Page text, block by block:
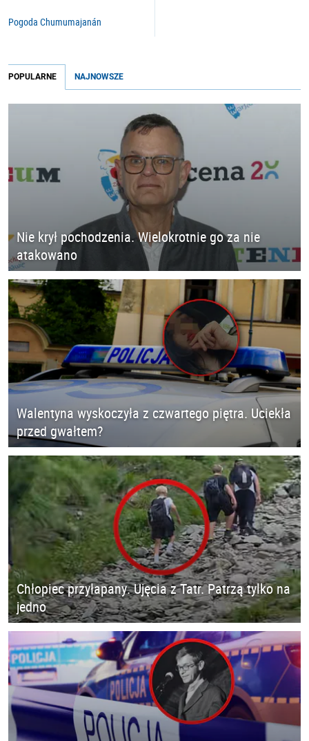
Pogoda Chumumajanán
POPULARNE NAJNOWSZE
Nie krył pochodzenia. Wielokrotnie go za nie
atakowano
Walentyna wyskoczyła z czwartego piętra. Uciekła
przed gwałtem?
Chłopiec przyłapany. Ujęcia z Tatr. Patrzą tylko na
jedno